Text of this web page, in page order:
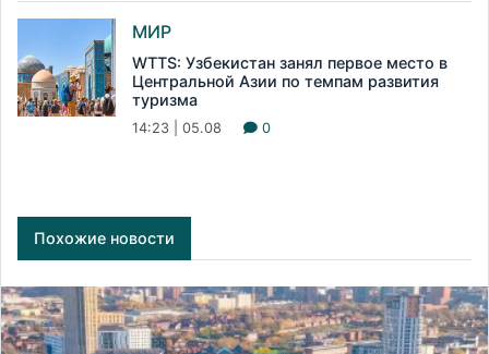
МИР
WTTS: Узбекистан занял первое место в
Центральной Азии по темпам развития
туризма
14:23 | 05.08 0
Похожие новости